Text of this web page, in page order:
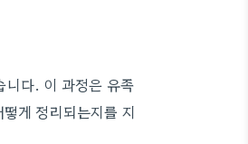
니다. 이 과정은 유족
게 정리되는지를 지